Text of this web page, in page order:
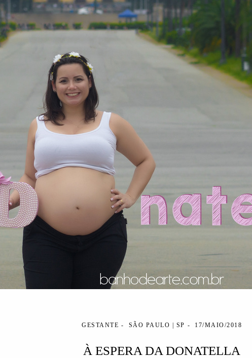
GESTANTE SÃO PAULO | SP 17/MAIO/2018
À ESPERA DA DONATELLA